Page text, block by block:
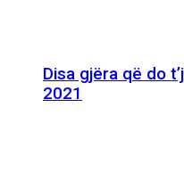
Disa gjëra që do
2021